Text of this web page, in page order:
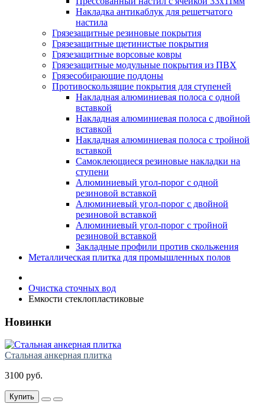
Накладка антикаблук для решетчатого
настила
Грязезащитные резиновые покрытия
Грязезащитные щетинистые покрытия
Грязезащитные ворсовые ковры
Грязезащитные модульные покрытия из ПВХ
Грязесобирающие поддоны
Противоскользящие покрытия для ступеней
Накладная алюминиевая полоса с одной
вставкой
Накладная алюминиевая полоса с двойной
вставкой
Накладная алюминиевая полоса с тройной
вставкой
Самоклеющиеся резиновые накладки на
ступени
Алюминиевый угол-порог с одной
резиновой вставкой
Алюминиевый угол-порог с двойной
резиновой вставкой
Алюминиевый угол-порог с тройной
резиновой вставкой
Закладные профили против скольжения
Металлическая плитка для промышленных полов
Очистка сточных вод
Емкости стеклопластиковые
Новинки
Стальная анкерная плитка
3100 руб.
Купить